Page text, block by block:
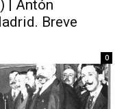
| Antón
Breve
0